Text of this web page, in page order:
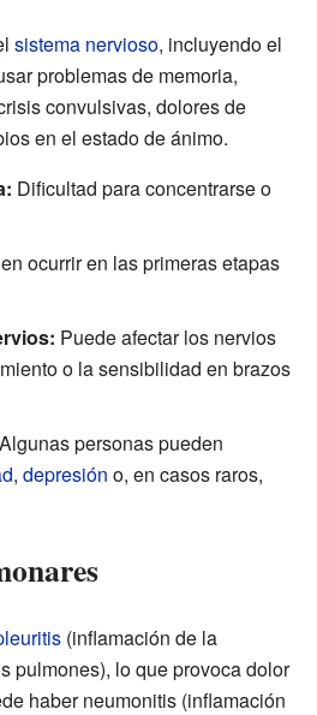
sistema nervioso, incluyendo el
problemas de memoria,
convulsivas, dolores de
en el estado de ánimo.
Dificultad para concentrarse o
ocurrir en las primeras etapas
Puede afectar los nervios
o la sensibilidad en brazos
Algunas personas pueden
, depresión o, en casos raros,
(inflamación de la
pulmones), lo que provoca dolor
haber neumonitis (inflamación